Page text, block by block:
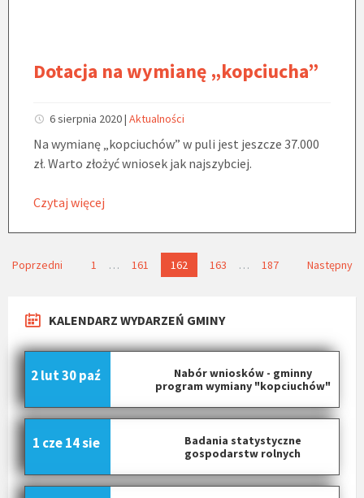
Dotacja na wymianę „kopciucha”
6 sierpnia 2020| Aktualności
Na wymianę „kopciuchów” w puli jest jeszcze 37.000
zł. Warto złożyć wniosek jak najszybciej.
Czytaj więcej
N
g
a
o
w
Poprzedni 1 … 161 162 163 … 187 Następny
KALENDARZ WYDARZEŃ GMINY
Nabór wniosków - gminny
program wymiany "kopciuchów"
2 lut30 paź
Badania statystyczne
gospodarstw rolnych
1 cze 14 sie